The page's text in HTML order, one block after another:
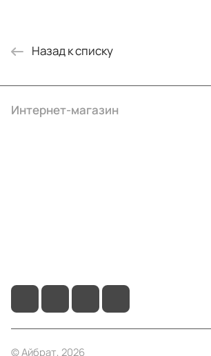
Назад к списку
Интернет-магазин
© Айбрат, 2026